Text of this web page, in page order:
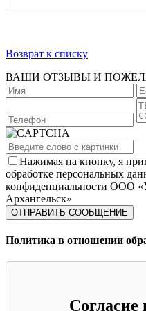
Возврат к списку
ВАШИ ОТЗЫВЫ И
Нажимая на кнопку, я
обработке персональных
конфиденциальности ООО
Архангельск»
Политика в отношении
Согласие